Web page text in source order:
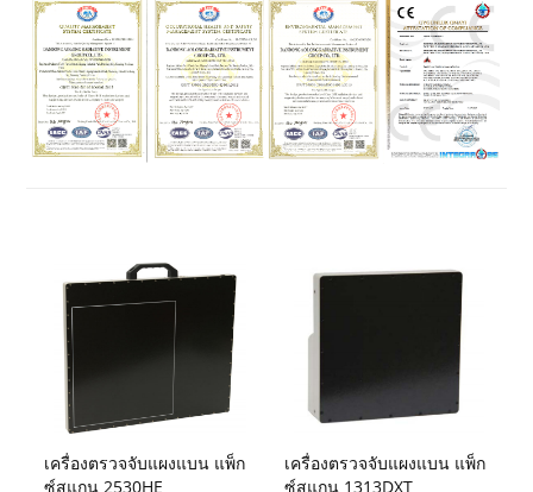
เครื่องตรวจจับแผงแบน แพ็ก
ซ์สแกน 2530HE
เครื่องตรวจจับแผงแบน แพ็ก
ซ์สแกน 1313DXT